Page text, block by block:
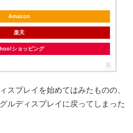
Amazon
楽天
ショッピング
スプレイを始めてはみたものの、
ルディスプレイに戻ってしまった